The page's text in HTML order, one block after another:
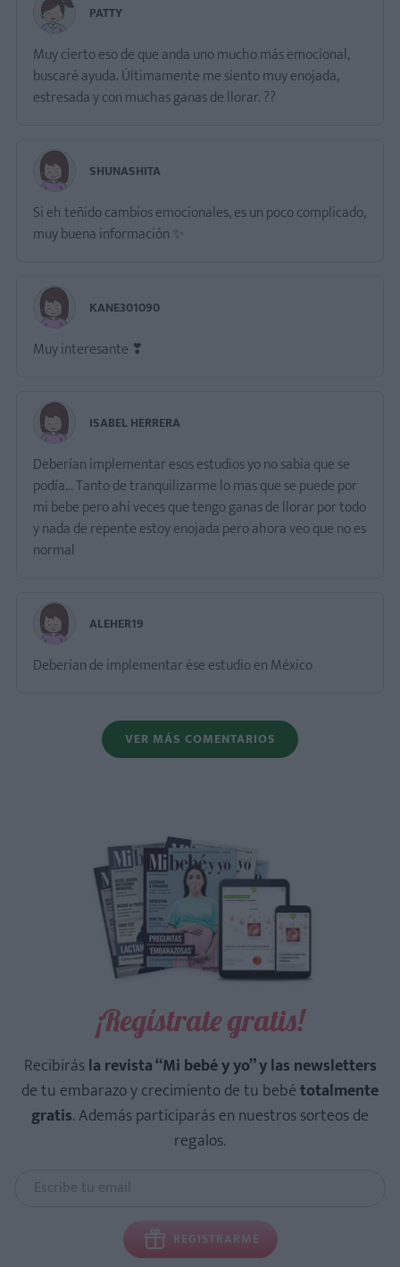
PATTY
Muy cierto eso de que anda uno mucho más emocional,
buscaré ayuda. Últimamente me siento muy enojada,
estresada y con muchas ganas de llorar. ??
SHUNASHITA
Si eh teñido cambios emocionales, es un poco complicado,
muy buena información ✨
KANE301090
Muy interesante ❣
ISABEL HERRERA
Deberían implementar esos estudios yo no sabia que se
podía... Tanto de tranquilizarme lo mas que se puede por
mi bebe pero ahí veces que tengo ganas de llorar por todo
y nada de repente estoy enojada pero ahora veo que no es
normal
ALEHER19
Deberían de implementar ése estudio en México
VER MÁS COMENTARIOS
¡Regístrate gratis!
Recibirásla revista “Mi bebé y yo” y las newsletters
de tu embarazo y crecimiento de tu bebétotalmente
gratis. Además participarás en nuestros sorteos de
regalos.
REGISTRARME